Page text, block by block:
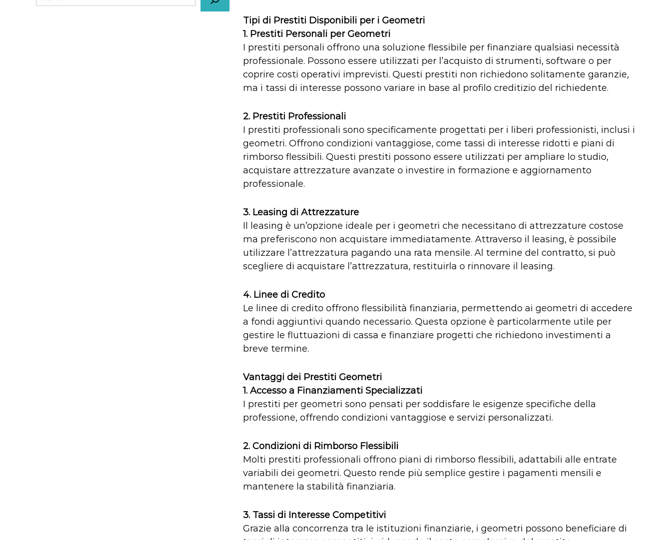
Tipi di Prestiti Disponibili per i Geometri
1. Prestiti Personali per Geometri
I prestiti personali offrono una soluzione flessibile per finanziare qualsiasi necessità
professionale. Possono essere utilizzati per l’acquisto di strumenti, software o per
coprire costi operativi imprevisti. Questi prestiti non richiedono solitamente garanzie,
ma i tassi di interesse possono variare in base al profilo creditizio del richiedente.
2. Prestiti Professionali
I prestiti professionali sono specificamente progettati per i liberi professionisti, inclusi i
geometri. Offrono condizioni vantaggiose, come tassi di interesse ridotti e piani di
rimborso flessibili. Questi prestiti possono essere utilizzati per ampliare lo studio,
acquistare attrezzature avanzate o investire in formazione e aggiornamento
professionale.
3. Leasing di Attrezzature
Il leasing è un’opzione ideale per i geometri che necessitano di attrezzature costose
ma preferiscono non acquistare immediatamente. Attraverso il leasing, è possibile
utilizzare l’attrezzatura pagando una rata mensile. Al termine del contratto, si può
scegliere di acquistare l’attrezzatura, restituirla o rinnovare il leasing.
4. Linee di Credito
Le linee di credito offrono flessibilità finanziaria, permettendo ai geometri di accedere
a fondi aggiuntivi quando necessario. Questa opzione è particolarmente utile per
gestire le fluttuazioni di cassa e finanziare progetti che richiedono investimenti a
breve termine.
Vantaggi dei Prestiti Geometri
1. Accesso a Finanziamenti Specializzati
I prestiti per geometri sono pensati per soddisfare le esigenze specifiche della
professione, offrendo condizioni vantaggiose e servizi personalizzati.
2. Condizioni di Rimborso Flessibili
Molti prestiti professionali offrono piani di rimborso flessibili, adattabili alle entrate
variabili dei geometri. Questo rende più semplice gestire i pagamenti mensili e
mantenere la stabilità finanziaria.
3. Tassi di Interesse Competitivi
Grazie alla concorrenza tra le istituzioni finanziarie, i geometri possono beneficiare di
e